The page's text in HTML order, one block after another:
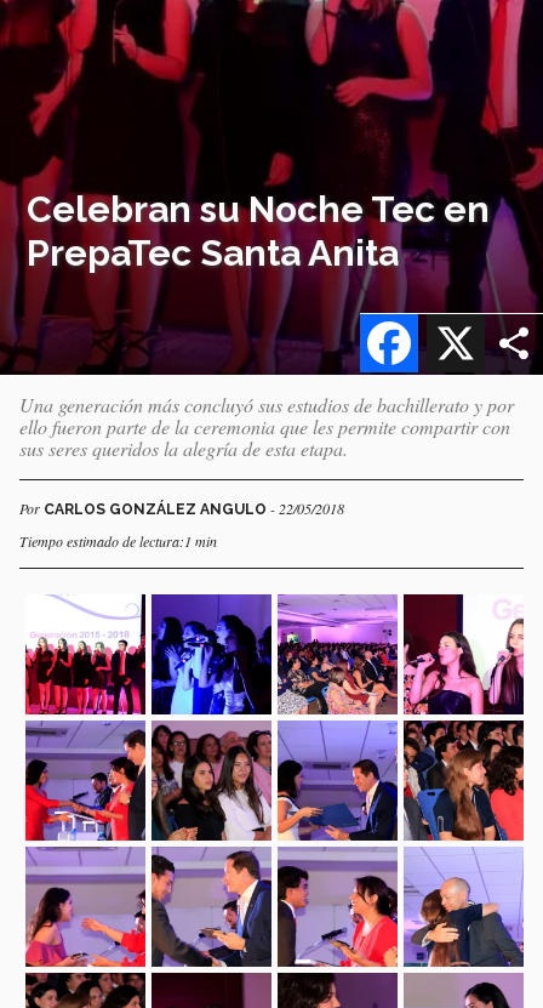
Celebran su Noche Tec en
PrepaTec Santa Anita
X
Facebook
Una generación más concluyó sus estudios de bachillerato y por
ello fueron parte de la ceremonia que les permite compartir con
sus seres queridos la alegría de esta etapa.
Por CARLOS GONZÁLEZ ANGULO - 22/05/2018
Tiempo estimado de lectura:1 min